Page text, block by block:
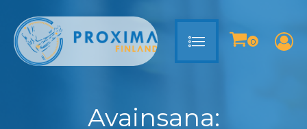
Avainsana: